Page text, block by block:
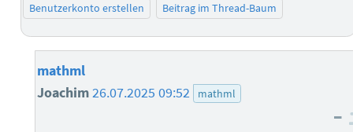
Benutzerkonto erstellen
Beitrag im Thread-Baum
mathml
Joachim26.07.2025 09:52 mathml
–